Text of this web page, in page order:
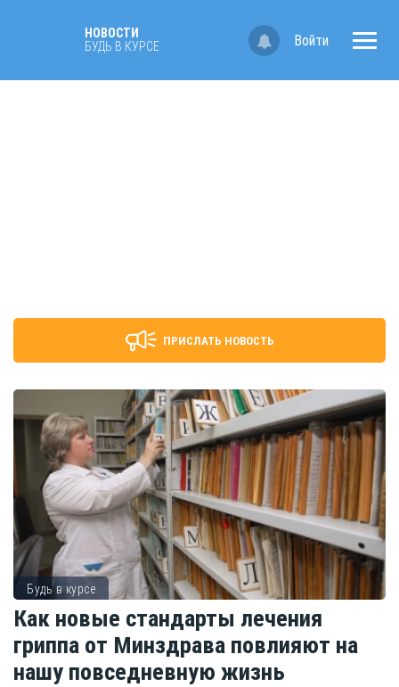
НОВОСТИ
БУДЬ В КУРСЕ
Войти
ПРИСЛАТЬ НОВОСТЬ
Будь в курсе
Как новые стандарты лечения
гриппа от Минздрава повлияют на
нашу повседневную жизнь